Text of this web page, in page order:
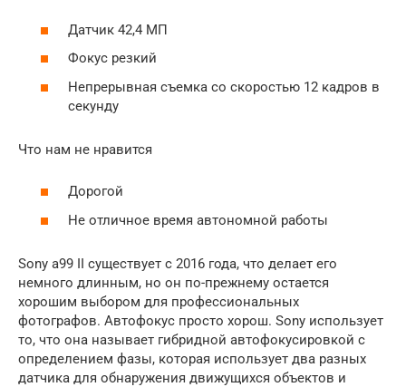
Датчик 42,4 МП
Фокус резкий
Непрерывная съемка со скоростью 12 кадров в
секунду
Что нам не нравится
Дорогой
Не отличное время автономной работы
Sony a99 II существует с 2016 года, что делает его
немного длинным, но он по-прежнему остается
хорошим выбором для профессиональных
фотографов. Автофокус просто хорош. Sony использует
то, что она называет гибридной автофокусировкой с
определением фазы, которая использует два разных
датчика для обнаружения движущихся объектов и